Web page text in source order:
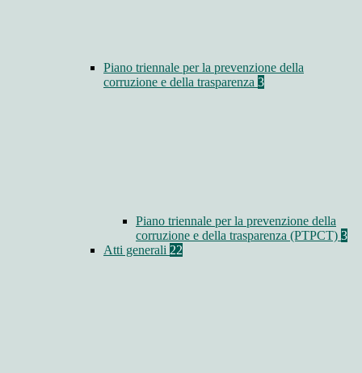
Piano triennale per la prevenzione della
corruzione e della trasparenza 3
Piano triennale per la prevenzione della
corruzione e della trasparenza (PTPCT) 3
Atti generali 22